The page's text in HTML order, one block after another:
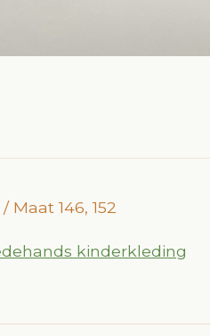
Maat 146, 152
kinderkleding